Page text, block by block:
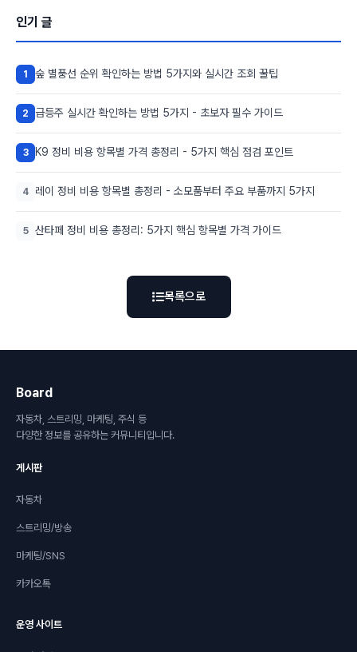
인기 글
1 숲 별풍선 순위 확인하는 방법 5가지와 실시간 조회 꿀팁
2 급등주 실시간 확인하는 방법 5가지 - 초보자 필수 가이드
3 K9 정비 비용 항목별 가격 총정리 - 5가지 핵심 점검 포인트
4 레이 정비 비용 항목별 총정리 - 소모품부터 주요 부품까지 5가지
5 산타페 정비 비용 총정리: 5가지 핵심 항목별 가격 가이드
목록으로
Board
자동차, 스트리밍, 마케팅, 주식 등
다양한 정보를 공유하는 커뮤니티입니다.
게시판
자동차
스트리밍/방송
마케팅/SNS
카카오톡
운영 사이트